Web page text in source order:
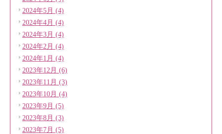
2024年5月 (4)
2024年4月 (4)
2024年3月 (4)
2024年2月 (4)
2024年1月 (4)
2023年12月 (6)
2023年11月 (3)
2023年10月 (4)
2023年9月 (5)
2023年8月 (3)
2023年7月 (5)